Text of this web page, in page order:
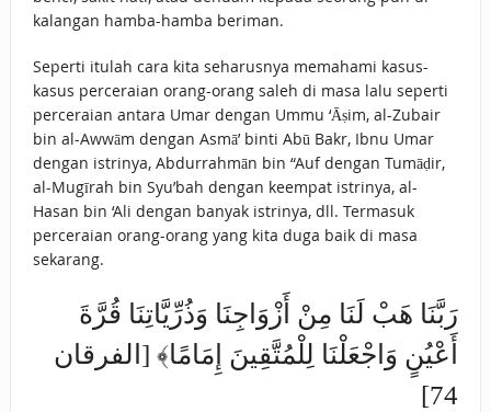
kalangan hamba-hamba beriman.
Seperti itulah cara kita seharusnya memahami kasus-
kasus perceraian orang-orang saleh di masa lalu seperti
perceraian antara Umar dengan Ummu ‘Āṣim, al-Zubair
bin al-Awwām dengan Asmā’ binti Abū Bakr, Ibnu Umar
dengan istrinya, Abdurrahmān bin “Auf dengan Tumāḍir,
al-Mugīrah bin Syu’bah dengan keempat istrinya, al-
Hasan bin ‘Ali dengan banyak istrinya, dll. Termasuk
perceraian orang-orang yang kita duga baik di masa
sekarang.
رَبَّنَا ‌هَبْ ‌لَنَا مِنْ أَزْوَاجِنَا وَذُرِّيَّاتِنَا قُرَّةَ
أَعْيُنٍ وَاجْعَلْنَا لِلْمُتَّقِينَ إِمَامًا﴾ [الفرقان
74]